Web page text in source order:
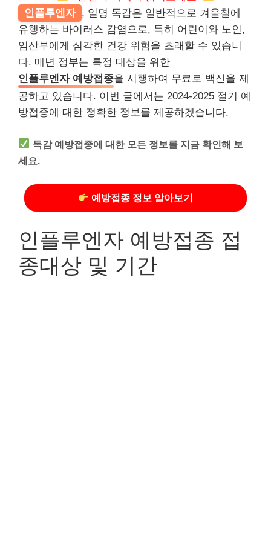
인플루엔자 , 일명 독감은 일반적으로 겨울철에
유행하는 바이러스 감염으로, 특히 어린이와 노인,
임산부에게 심각한 건강 위험을 초래할 수 있습니
다. 매년 정부는 특정 대상을 위한
인플루엔자 예방접종을 시행하여 무료로 백신을 제
공하고 있습니다. 이번 글에서는 2024-2025 절기 예
방접종에 대한 정확한 정보를 제공하겠습니다.
독감 예방접종에 대한 모든 정보를 지금 확인해 보
세요.
예방접종 정보 알아보기
인플루엔자 예방접종 접
종대상 및 기간